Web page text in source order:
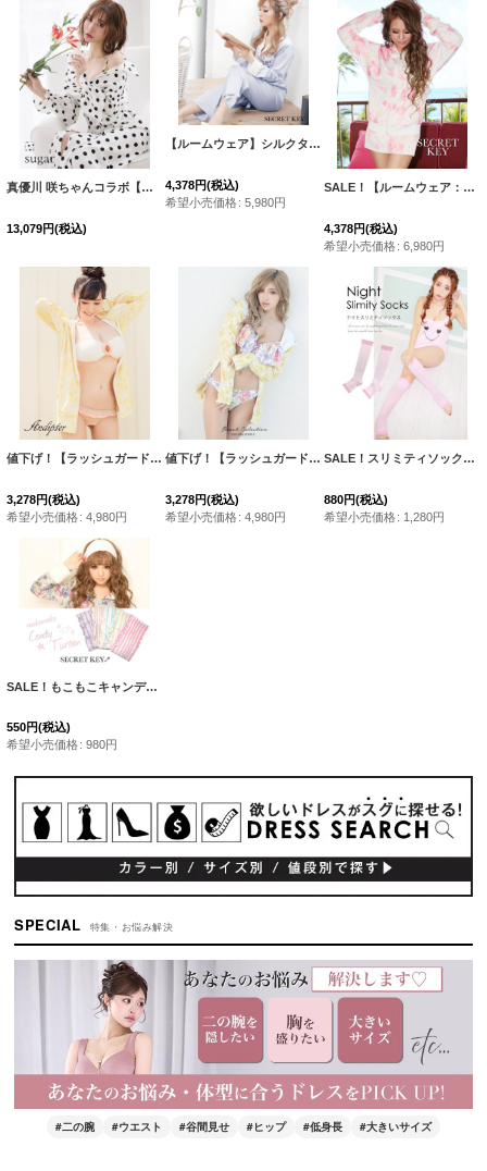
真優川 咲ちゃんコラボ【ルームウェア】ルームローブワンピ/ ドット/羽織り/ 清楚ワンピ【HC02】
13,079円(税込)
【ルームウェア】シルクタッチサテンシャツパジャマ | ロングパンツタイプ[HC02]
4,378円(税込)
希望小売価格: 5,980円
SALE！【ルームウェア：セットアップ】メニーフラワーセットアップ・3サイズ[HC02-X]
4,378円(税込)
希望小売価格: 6,980円
値下げ！【ラッシュガード】UVカットパーカー/ジャージ/スウェット/部屋着/パジャマ/杉原杏璃×sugarコラボプルメリアパーカー/ジャージ/スウェット/部屋着/パジャマ/[FB01]
3,278円(税込)
希望小売価格: 4,980円
値下げ！【ラッシュガード】UVカットパーカー/ジャージ/スウェット/部屋着/パジャマ/杉原杏璃×sugarコラボプルメリアパーカー/ジャージ/スウェット/部屋着/パジャマ/[FB01]
3,278円(税込)
希望小売価格: 4,980円
SALE！スリミティソックス【HC02-U】
880円(税込)
希望小売価格: 1,280円
SALE！もこもこキャンディーターバン・5カラー［HC02-U］
550円(税込)
希望小売価格: 980円
SPECIAL 特集・お悩み解決
#二の腕 #ウエスト #谷間見せ #ヒップ #低身長 #大きいサイズ